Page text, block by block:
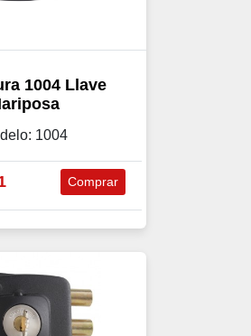
1004 Llave
1004
Comprar